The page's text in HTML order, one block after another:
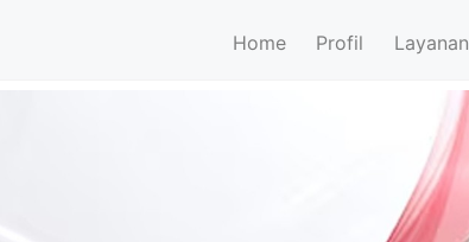
Home Profil Layanan